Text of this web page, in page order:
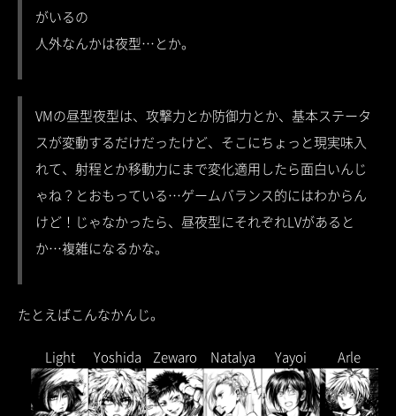
がいるの
人外なんかは夜型…とか。
VMの昼型夜型は、攻撃力とか防御力とか、基本ステータ
スが変動するだけだったけど、そこにちょっと現実味入
れて、射程とか移動力にまで変化適用したら面白いんじ
ゃね？とおもっている…ゲームバランス的にはわからん
けど！じゃなかったら、昼夜型にそれぞれLVがあると
か…複雑になるかな。
たとえばこんなかんじ。
Light Yoshida Zewaro Natalya Yayoi Arle